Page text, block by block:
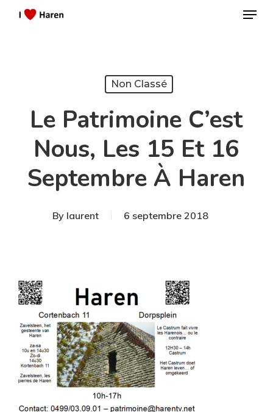
Menu
Non Classé
Le Patrimoine C’est
Nous, Les 15 Et 16
Septembre À Haren
By laurent 6 septembre 2018